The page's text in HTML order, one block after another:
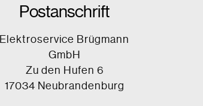
Postanschrift
Elektroservice Brügmann
GmbH
Zu den Hufen 6
17034 Neubrandenburg